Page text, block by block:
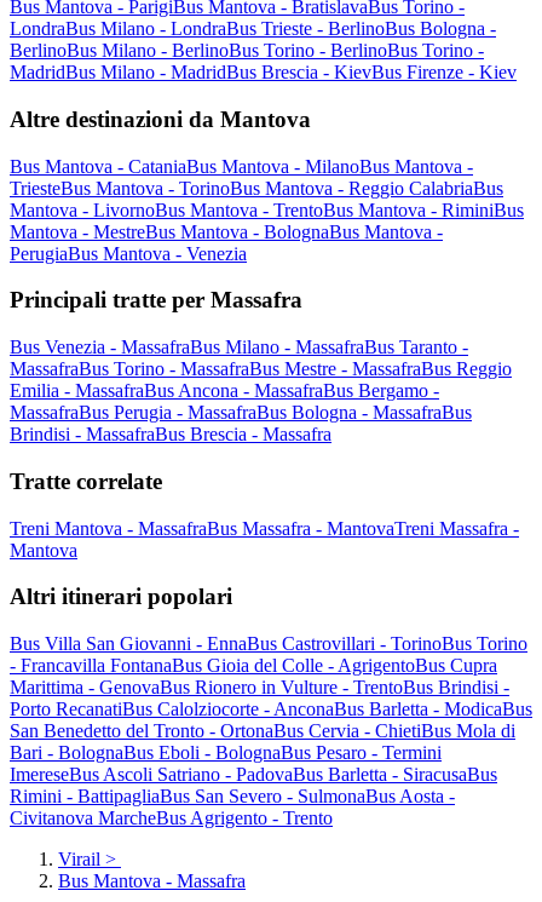
Bus Mantova - ParigiBus Mantova - BratislavaBus Torino -
LondraBus Milano - LondraBus Trieste - BerlinoBus Bologna -
BerlinoBus Milano - BerlinoBus Torino - BerlinoBus Torino -
MadridBus Milano - MadridBus Brescia - KievBus Firenze - Kiev
Altre destinazioni da Mantova
Bus Mantova - CataniaBus Mantova - MilanoBus Mantova -
TriesteBus Mantova - TorinoBus Mantova - Reggio CalabriaBus
Mantova - LivornoBus Mantova - TrentoBus Mantova - RiminiBus
Mantova - MestreBus Mantova - BolognaBus Mantova -
PerugiaBus Mantova - Venezia
Principali tratte per Massafra
Bus Venezia - MassafraBus Milano - MassafraBus Taranto -
MassafraBus Torino - MassafraBus Mestre - MassafraBus Reggio
Emilia - MassafraBus Ancona - MassafraBus Bergamo -
MassafraBus Perugia - MassafraBus Bologna - MassafraBus
Brindisi - MassafraBus Brescia - Massafra
Tratte correlate
Treni Mantova - MassafraBus Massafra - MantovaTreni Massafra -
Mantova
Altri itinerari popolari
Bus Villa San Giovanni - EnnaBus Castrovillari - TorinoBus Torino
- Francavilla FontanaBus Gioia del Colle - AgrigentoBus Cupra
Marittima - GenovaBus Rionero in Vulture - TrentoBus Brindisi -
Porto RecanatiBus Calolziocorte - AnconaBus Barletta - ModicaBus
San Benedetto del Tronto - OrtonaBus Cervia - ChietiBus Mola di
Bari - BolognaBus Eboli - BolognaBus Pesaro - Termini
ImereseBus Ascoli Satriano - PadovaBus Barletta - SiracusaBus
Rimini - BattipagliaBus San Severo - SulmonaBus Aosta -
Civitanova MarcheBus Agrigento - Trento
Virail >
Bus Mantova - Massafra